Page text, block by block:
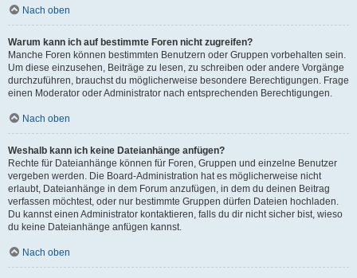
Nach oben
Warum kann ich auf bestimmte Foren nicht zugreifen?
Manche Foren können bestimmten Benutzern oder Gruppen vorbehalten sein.
Um diese einzusehen, Beiträge zu lesen, zu schreiben oder andere Vorgänge
durchzuführen, brauchst du möglicherweise besondere Berechtigungen. Frage
einen Moderator oder Administrator nach entsprechenden Berechtigungen.
Nach oben
Weshalb kann ich keine Dateianhänge anfügen?
Rechte für Dateianhänge können für Foren, Gruppen und einzelne Benutzer
vergeben werden. Die Board-Administration hat es möglicherweise nicht
erlaubt, Dateianhänge in dem Forum anzufügen, in dem du deinen Beitrag
verfassen möchtest, oder nur bestimmte Gruppen dürfen Dateien hochladen.
Du kannst einen Administrator kontaktieren, falls du dir nicht sicher bist, wieso
du keine Dateianhänge anfügen kannst.
Nach oben